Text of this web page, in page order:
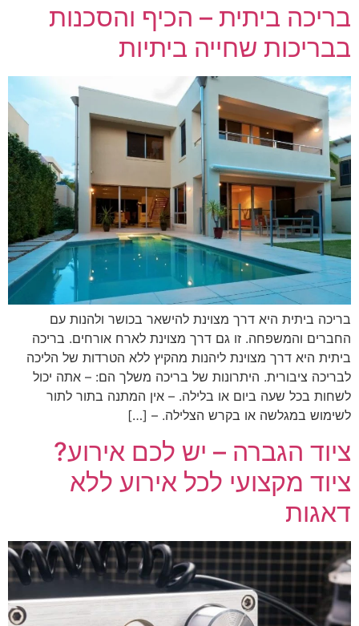
בריכה ביתית – הכיף והסכנות
בבריכות שחייה ביתיות
בריכה ביתית היא דרך מצוינת להישאר בכושר ולהנות עם
החברים והמשפחה. זו גם דרך מצוינת לארח אורחים. בריכה
ביתית היא דרך מצוינת ליהנות מהקיץ ללא הטרדות של הליכה
לבריכה ציבורית. היתרונות של בריכה משלך הם: – אתה יכול
לשחות בכל שעה ביום או בלילה. – אין המתנה בתור לתור
לשימוש במגלשה או בקרש הצלילה. – […]
ציוד הגברה – יש לכם אירוע?
ציוד מקצועי לכל אירוע ללא
דאגות